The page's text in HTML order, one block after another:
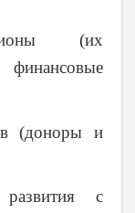
(их
финансовые
(доноры и
развития с